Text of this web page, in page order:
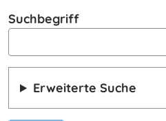
Suchbegriff
Erweiterte Suche